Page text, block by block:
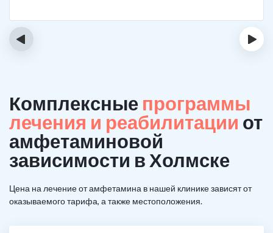
‹ ›
Комплексные программы
лечения и реабилитации от
амфетаминовой
зависимости в Холмске
Цена на лечение от амфетамина в нашей клинике зависят от
оказываемого тарифа, а также местоположения.